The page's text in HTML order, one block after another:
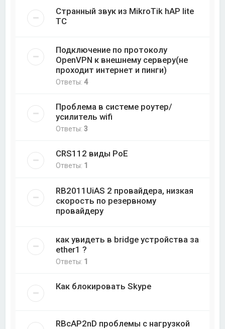
Странный звук из MikroTik hAP lite
TC
Подключение по протоколу
OpenVPN к внешнему серверу(не
проходит интернет и пинги)
Ответы:4
Проблема в системе роутер/
усилитель wifi
Ответы:3
CRS112 виды PoE
Ответы: 1
RB2011UiAS 2 провайдера, низкая
скорость по резервному
провайдеру
как увидеть в bridge устройства за
ether1 ?
Ответы: 1
Как блокировать Skype
RBcAP2nD проблемы с нагрузкой